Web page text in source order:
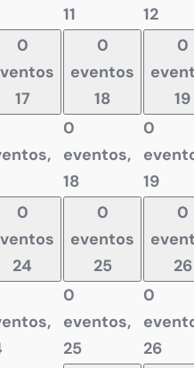
11
12
0
17
0
eventos
18
0
eventos,
18
0
19
0
19
0
24
0
eventos
25
0
eventos,
25
0
26
0
26